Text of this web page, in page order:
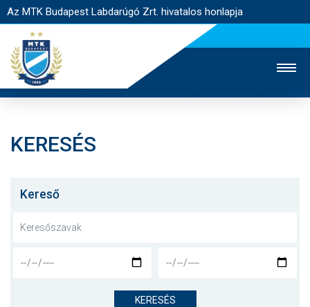
Az MTK Budapest Labdarúgó Zrt. hivatalos honlapja
JEGYÉRTÉKESÍTÉS
NYITÓLAP
KERESÉS
Kereső
KERESÉS